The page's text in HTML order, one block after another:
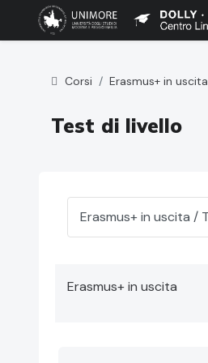
Corsi Erasmus+ in uscita
Test di livello
Erasmus+ in uscita